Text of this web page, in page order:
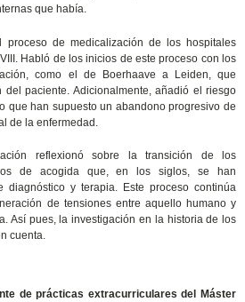
que había.
proceso de medicalización de los hospitales
Habló de los inicios de este proceso con los
como el de Boerhaave a Leiden, que
del paciente. Adicionalmente, añadió el riesgo
que han supuesto un abandono progresivo de
de la enfermedad.
reflexionó sobre la transición de los
de acogida que, en los siglos, se han
diagnóstico y terapia. Este proceso continúa
de tensiones entre aquello humano y
Así pues, la investigación en la historia de los
cuenta.
de prácticas extracurriculares del Máster